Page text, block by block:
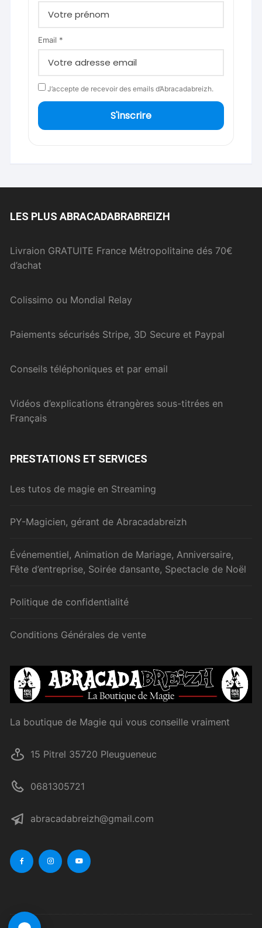
Email *
J’accepte de recevoir des emails d’Abracadabreizh.
S'inscrire
LES PLUS ABRACADABRABREIZH
Livraion GRATUITE France Métropolitaine dés 70€
d’achat
Colissimo ou Mondial Relay
Paiements sécurisés Stripe, 3D Secure et Paypal
Conseils téléphoniques et par email
Vidéos d’explications étrangères sous-titrées en
Français
PRESTATIONS ET SERVICES
Les tutos de magie en Streaming
PY-Magicien, gérant de Abracadabreizh
Événementiel, Animation de Mariage, Anniversaire,
Fête d’entreprise, Soirée dansante, Spectacle de Noël
Politique de confidentialité
Conditions Générales de vente
La boutique de Magie qui vous conseille vraiment
15 Pitrel 35720 Pleugueneuc
0681305721
abracadabreizh@gmail.com